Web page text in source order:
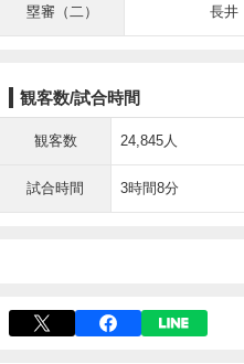
塁審（二） 長井
観客数/試合時間
観客数 24,845人
試合時間 3時間8分